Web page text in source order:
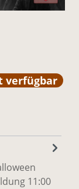
verfügbar
11:00